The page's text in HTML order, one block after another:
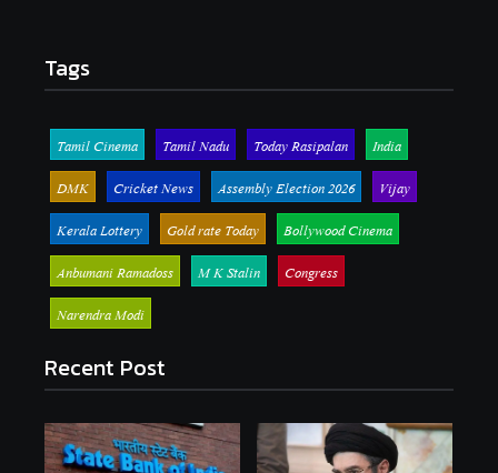
Tags
Tamil Cinema Tamil Nadu Today Rasipalan
India
DMK
Cricket News Assembly Election 2026
Vijay
Kerala Lottery
Gold rate Today
Bollywood Cinema
Anbumani Ramadoss
M K Stalin
Congress
Narendra Modi
Recent Post